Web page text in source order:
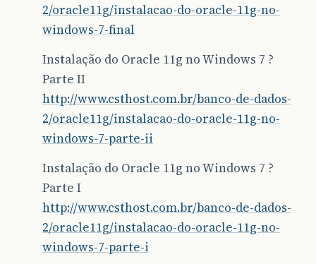
2/oracle11g/instalacao-do-oracle-11g-no-
windows-7-final
Instalação do Oracle 11g no Windows 7 ?
Parte II
http://www.csthost.com.br/banco-de-dados-
2/oracle11g/instalacao-do-oracle-11g-no-
windows-7-parte-ii
Instalação do Oracle 11g no Windows 7 ?
Parte I
http://www.csthost.com.br/banco-de-dados-
2/oracle11g/instalacao-do-oracle-11g-no-
windows-7-parte-i